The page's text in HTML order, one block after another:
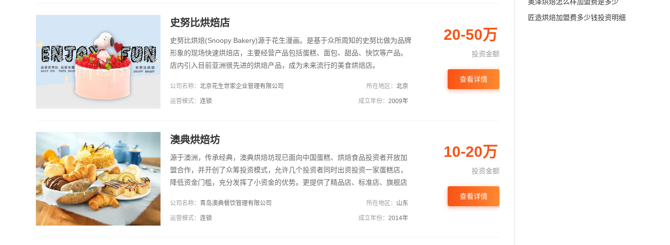
史努比烘焙店
史努比烘焙(Snoopy Bakery)源于花生漫画。是基于众所周知的史努比做为品牌
形象的现场快速烘焙店，主要经营产品包括蛋糕、面包、甜品、快饮等产品。
店内引入目前亚洲很先进的烘焙产品，成为未来流行的美食烘焙店。
公司名称： 北京花生世家企业管理有限公司 所在地区： 北京
运营模式： 连锁 成立年份： 2009年
20-50万
投资金额
查看详情
澳典烘焙坊
源于澳洲，传承经典，澳典烘焙坊现已面向中国蛋糕、烘焙食品投资者开放加
盟合作，并开创了众筹投资模式，允许几个投资者同时出资投资一家蛋糕店，
降低资金门槛，充分发挥了小资金的优势。更提供了精品店、标准店、旗舰店
加盟需要。
公司名称： 青岛澳典餐饮管理有限公司 所在地区： 山东
运营模式： 连锁 成立年份： 2014年
10-20万
投资金额
查看详情
钱，澳泽烘焙蛋糕店加盟详情介
匠造烘焙加盟费多少钱投资明细